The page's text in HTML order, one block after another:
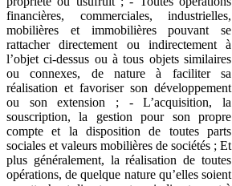
financières, commerciales, industrielles,
mobilières et immobilières pouvant se
rattacher directement ou indirectement à
l’objet ci-dessus ou à tous objets similaires
ou connexes, de nature à faciliter sa
réalisation et favoriser son développement
ou son extension ; - L’acquisition, la
souscription, la gestion pour son propre
compte et la disposition de toutes parts
sociales et valeurs mobilières de sociétés ; Et
plus généralement, la réalisation de toutes
opérations, de quelque nature qu’elles soient